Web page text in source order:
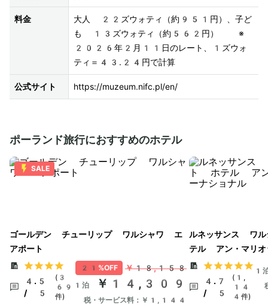
料金
大人 22ズウォティ（約951円）、子ど
も 13ズウォティ（約562円）  ※
2026年2月11日のレート、1ズウォ
ティ＝43.24円で計算
公式サイト https://muzeum.nifc.pl/en/
ポーランド旅行におすすめのホテル
SALE
ゴールデン チューリップ ワルシャワ エ
アポート
4.5
/ 5
(3
69
件)
21%OFF ￥18,158
1泊 ￥14,309
税・サービス料：￥1,144
ルネッサンス ワ
テル アン・マリオ
4.7
/ 5
(1,
14
4件)
1